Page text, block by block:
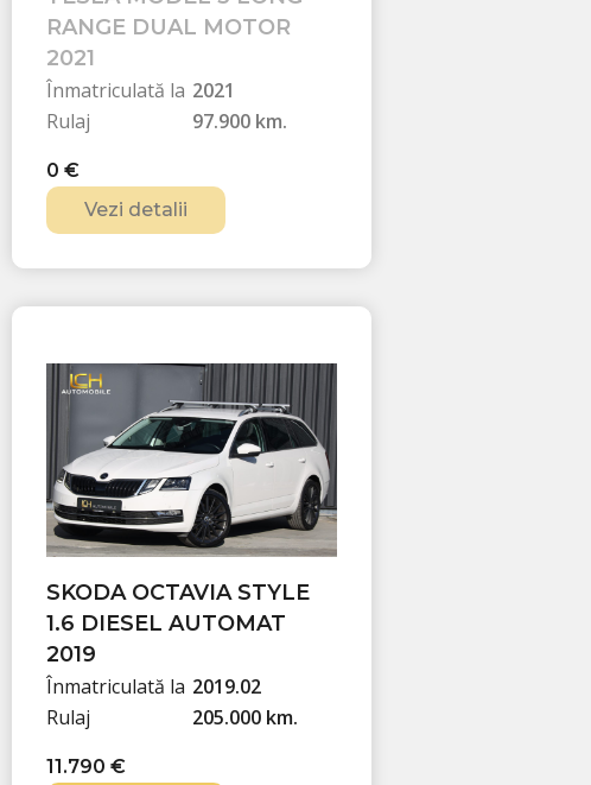
RANGE DUAL MOTOR
2021
Înmatriculată la
Rulaj
2021
97.900 km.
0 €
Vezi detalii
SKODA OCTAVIA STYLE
1.6 DIESEL AUTOMAT
2019
Înmatriculată la
Rulaj
2019.02
205.000 km.
11.790 €